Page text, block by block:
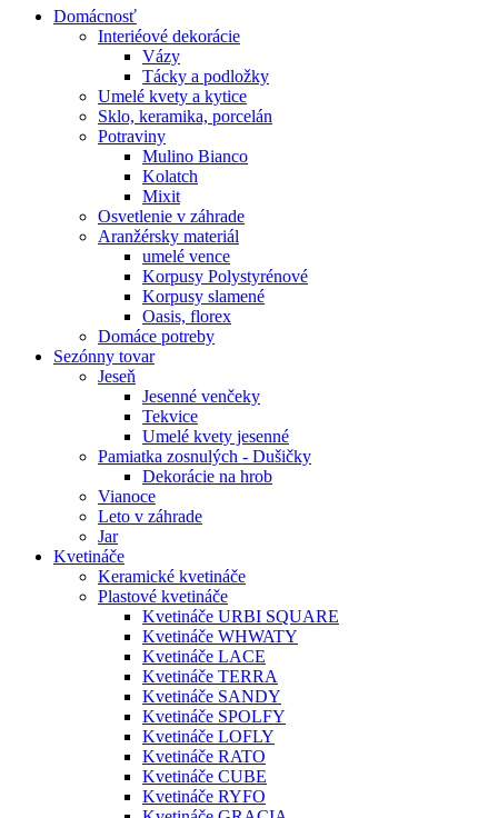
Domácnosť
Interiéové dekorácie
Vázy
Tácky a podložky
Umelé kvety a kytice
Sklo, keramika, porcelán
Potraviny
Mulino Bianco
Kolatch
Mixit
Osvetlenie v záhrade
Aranžérsky materiál
umelé vence
Korpusy Polystyrénové
Korpusy slamené
Oasis, florex
Domáce potreby
Sezónny tovar
Jeseň
Jesenné venčeky
Tekvice
Umelé kvety jesenné
Pamiatka zosnulých - Dušičky
Dekorácie na hrob
Vianoce
Leto v záhrade
Jar
Kvetináče
Keramické kvetináče
Plastové kvetináče
Kvetináče URBI SQUARE
Kvetináče WHWATY
Kvetináče LACE
Kvetináče TERRA
Kvetináče SANDY
Kvetináče SPOLFY
Kvetináče LOFLY
Kvetináče RATO
Kvetináče CUBE
Kvetináče RYFO